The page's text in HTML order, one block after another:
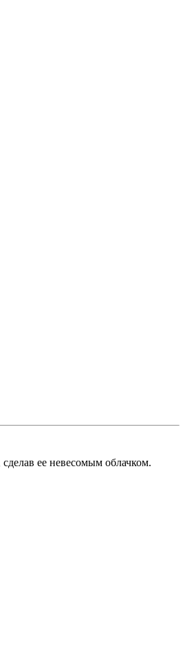
ее невесомым облачком.